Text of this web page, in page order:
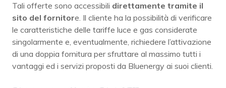
Tali offerte sono accessibili direttamente tramite il
sito del fornitore. Il cliente ha la possibilità di verificare
le caratteristiche delle tariffe luce e gas considerate
singolarmente e, eventualmente, richiedere l’attivazione
di una doppia fornitura per sfruttare al massimo tutti i
vantaggi ed i servizi proposti da Bluenergy ai suoi clienti.